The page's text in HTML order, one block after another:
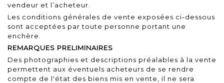
vendeur et l’acheteur.
Les conditions générales de vente exposées ci-dessous
sont acceptées par toute personne portant une
enchère.
REMARQUES PRELIMINAIRES
Des photographies et descriptions préalables à la vente
permettent aux éventuels acheteurs de se rendre
compte de l'état des biens mis en vente, il ne sera